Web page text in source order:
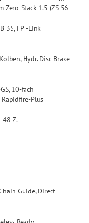
Zero-Stack 1.5 (ZS 56
35, FPI-Link
Hydr. Disc Brake
10-fach
Rapidfire-Plus
48 Z.
Guide, Direct
Ready